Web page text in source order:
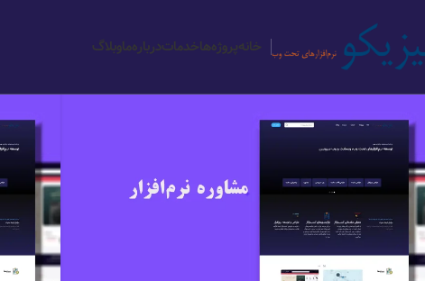
خانهپروژه‌هاخدماتدرباره‌ماوبلاگ آذر